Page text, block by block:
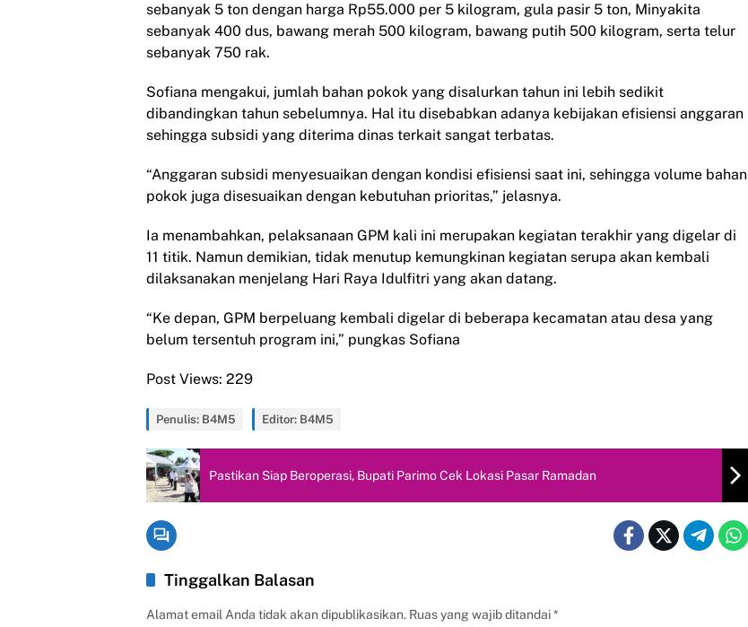
sebanyak 5 ton dengan harga Rp55.000 per 5 kilogram, gula pasir 5 ton, Minyakita
sebanyak 400 dus, bawang merah 500 kilogram, bawang putih 500 kilogram, serta telur
sebanyak 750 rak.
Sofiana mengakui, jumlah bahan pokok yang disalurkan tahun ini lebih sedikit
dibandingkan tahun sebelumnya. Hal itu disebabkan adanya kebijakan efisiensi anggaran
sehingga subsidi yang diterima dinas terkait sangat terbatas.
“Anggaran subsidi menyesuaikan dengan kondisi efisiensi saat ini, sehingga volume bahan
pokok juga disesuaikan dengan kebutuhan prioritas,” jelasnya.
Ia menambahkan, pelaksanaan GPM kali ini merupakan kegiatan terakhir yang digelar di
11 titik. Namun demikian, tidak menutup kemungkinan kegiatan serupa akan kembali
dilaksanakan menjelang Hari Raya Idulfitri yang akan datang.
“Ke depan, GPM berpeluang kembali digelar di beberapa kecamatan atau desa yang
belum tersentuh program ini,” pungkas Sofiana
Post Views: 229
Penulis: B4M5 Editor: B4M5
Pastikan Siap Beroperasi, Bupati Parimo Cek Lokasi Pasar Ramadan
Tinggalkan Balasan
Alamat email Anda tidak akan dipublikasikan. Ruas yang wajib ditandai*